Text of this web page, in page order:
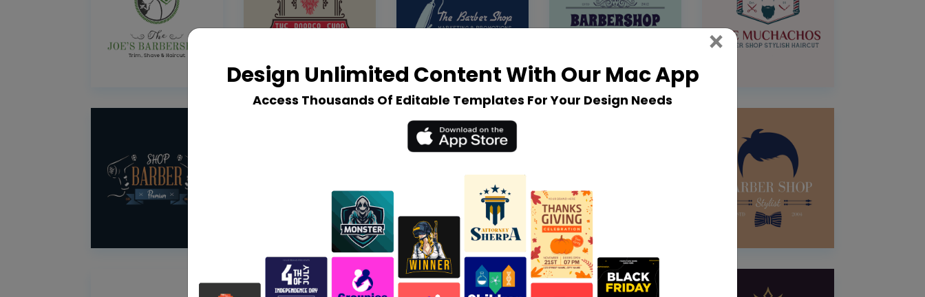
Design Unlimited Content With Our Mac App
Access Thousands Of Editable Templates For Your Design Needs
× Close